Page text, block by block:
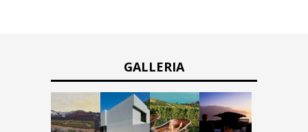
GALLERIA